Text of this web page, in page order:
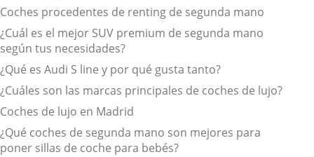
Coches procedentes de renting de segunda mano
¿Cuál es el mejor SUV premium de segunda mano
según tus necesidades?
¿Qué es Audi S line y por qué gusta tanto?
¿Cuáles son las marcas principales de coches de lujo?
Coches de lujo en Madrid
¿Qué coches de segunda mano son mejores para
poner sillas de coche para bebés?